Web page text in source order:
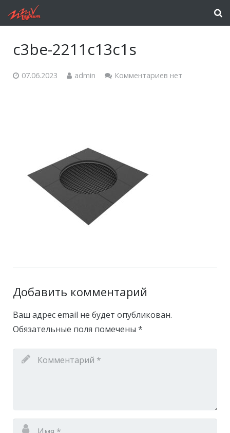
c3be-2211c13c1s
07.06.2023 admin Комментариев нет
Добавить комментарий
Ваш адрес email не будет опубликован.
Обязательные поля помечены *